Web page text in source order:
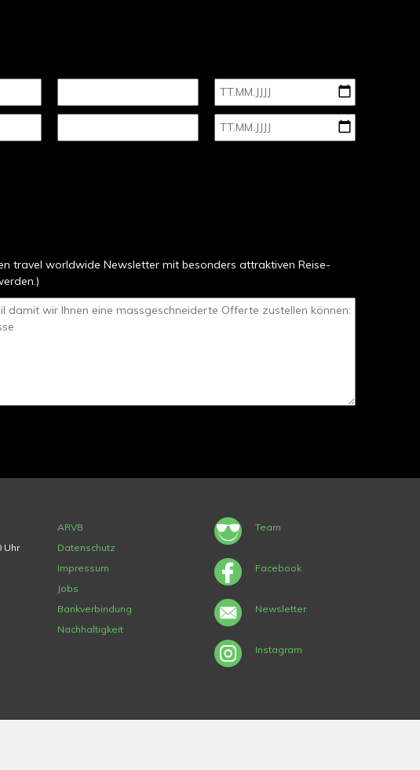
travel worldwide Newsletter mit besonders attraktiven Reise-
Uhr
ARVB
Datenschutz
Impressum
Jobs
Bankverbindung
Nachhaltigkeit
Team
Facebook
Newsletter
Instagram